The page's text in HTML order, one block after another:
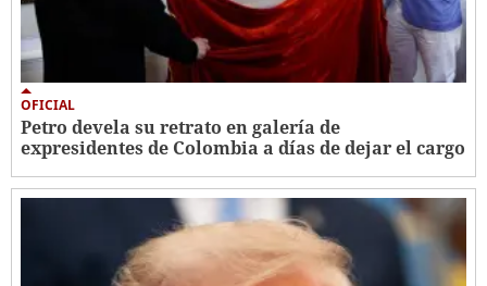
OFICIAL
Petro devela su retrato en galería de
expresidentes de Colombia a días de dejar el cargo